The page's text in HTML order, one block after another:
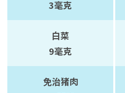
3毫克
白菜
9毫克
免治猪肉